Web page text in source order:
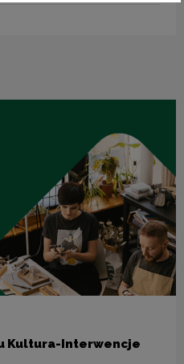
Kultura-Interwencje